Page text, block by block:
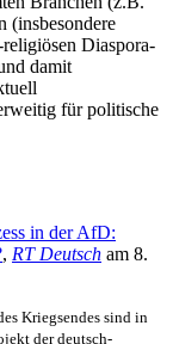
(insbesondere
Diaspora-
damit
für politische
in der AfD:
, RT Deutsch am 8.
Kriegsendes sind in
der deutsch-